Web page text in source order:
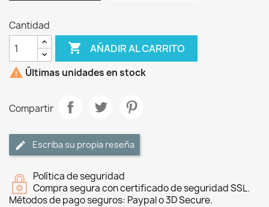
Cantidad
 AÑADIR AL CARRITO
 Últimas unidades en stock
Compartir
Escriba su propia reseña
Política de seguridad
Compra segura con certificado de seguridad SSL.
Métodos de pago seguros: Paypal o 3D Secure.